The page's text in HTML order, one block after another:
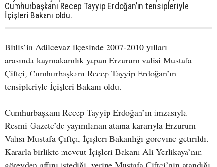
Cumhurbaşkanı Recep Tayyip Erdoğan’ın tensipleriyle
İçişleri Bakanı oldu.
Bitlis’in Adilcevaz ilçesinde 2007-2010 yılları
arasında kaymakamlık yapan Erzurum valisi Mustafa
Çiftçi, Cumhurbaşkanı Recep Tayyip Erdoğan’ın
tensipleriyle İçişleri Bakanı oldu.
Cumhurbaşkanı Recep Tayyip Erdoğan’ın imzasıyla
Resmi Gazete’de yayımlanan atama kararıyla Erzurum
Valisi Mustafa Çiftçi, İçişleri Bakanlığı görevine getirildi.
Kararla birlikte mevcut İçişleri Bakanı Ali Yerlikaya’nın